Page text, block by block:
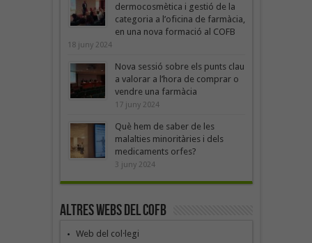
dermocosmètica i gestió de la
categoria a l’oficina de farmàcia,
en una nova formació al COFB
18 juny 2024
Nova sessió sobre els punts clau
a valorar a l’hora de comprar o
vendre una farmàcia
17 juny 2024
Què hem de saber de les
malalties minoritàries i dels
medicaments orfes?
3 juny 2024
Altres webs del COFB
Web del col·legi